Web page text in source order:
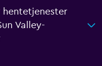
Valley-